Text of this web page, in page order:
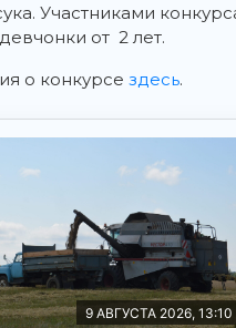
Участниками
от 2 лет.
о конкурсе здесь.
9 АВГУСТА 2026, 13:10